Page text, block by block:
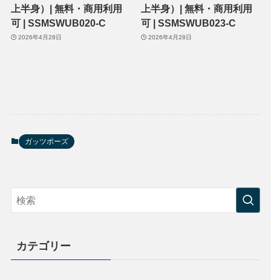
上半身）| 無料・商用利用
可 | SSMSWUB020-C
2026年4月28日
上半身）| 無料・商用利用
可 | SSMSWUB023-C
2026年4月28日
ガッツポーズ
カテゴリー